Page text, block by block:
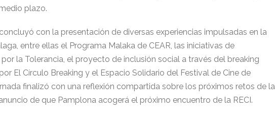
plazo.
con la presentación de diversas experiencias impulsadas en la
entre ellas el Programa Malaka de CEAR, las iniciativas de
por la Tolerancia, el proyecto de inclusión social a través del breaking
El Círculo Breaking y el Espacio Solidario del Festival de Cine de
finalizó con una reflexión compartida sobre los próximos retos de la
de que Pamplona acogerá el próximo encuentro de la RECI.